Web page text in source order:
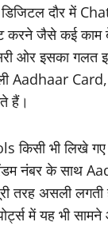
दौर में
करने जैसे कई
ओर इसका
Aadhaar
हैं।
भी लिखे गए
नंबर के साथ
तरह असली
में यह भी